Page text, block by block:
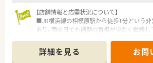
■ドミナント展開を行っている為、転居を伴
く、幅広い経験を積むことができる点は大き
■毎年新卒採用を行っており、調剤全般は
■OJTをはじめ、外部専門講師による研修や、
病院実習等、様々な研修制度があります。
【店舗情報と応需状況について】
■JR横浜線の相模原駅から徒歩1分という
あり、雨の日でも通勤の負担が少なく継続
■主な応需科目は眼科や内科、耳鼻科、小児
おり、1日平均100枚程度の処方箋を安定して
詳細を見る お問